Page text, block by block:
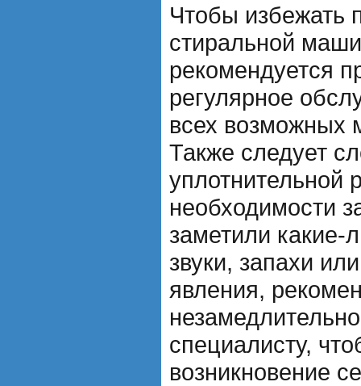
Чтобы избежать
стиральной
рекомендуется
регулярное
всех возможных
Также следует
уплотнительной
необходимости
заметили какие-
звуки, запахи
явления,
специалисту,
возникновение